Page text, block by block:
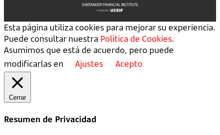
Esta página utiliza cookies para mejorar su experiencia.
Puede consultar nuestra Política de Cookies.
Asumimos que está de acuerdo, pero puede
modificarlas en
Ajustes Acepto
Cerrar
Resumen de Privacidad